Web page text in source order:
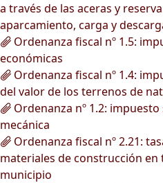
a través de las aceras y
aparcamiento, carga y
Ordenanza fiscal nº 1.5:
económicas
Ordenanza fiscal nº 1.4:
del valor de los terrenos de
Ordenanza nº 1.2:
mecánica
Ordenanza fiscal nº 2.21:
materiales de construcción
municipio